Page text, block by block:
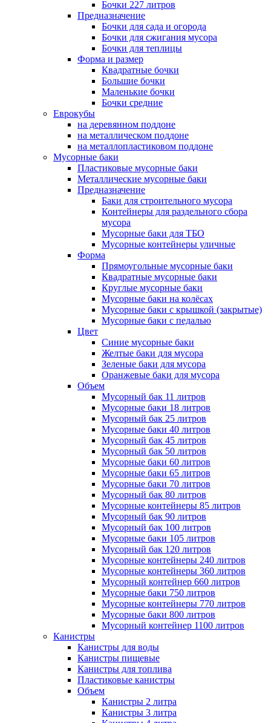
Бочки 227 литров
Предназначение
Бочки для сада и огорода
Бочки для сжигания мусора
Бочки для теплицы
Форма и размер
Квадратные бочки
Большие бочки
Маленькие бочки
Бочки средние
Еврокубы
на деревянном поддоне
на металлическом поддоне
на металлопластиковом поддоне
Мусорные баки
Пластиковые мусорные баки
Металлические мусорные баки
Предназначение
Баки для строительного мусора
Контейнеры для раздельного сбора
мусора
Мусорные баки для ТБО
Мусорные контейнеры уличные
Форма
Прямоугольные мусорные баки
Квадратные мусорные баки
Круглые мусорные баки
Мусорные баки на колёсах
Мусорные баки с крышкой (закрытые)
Мусорные баки с педалью
Цвет
Синие мусорные баки
Желтые баки для мусора
Зеленые баки для мусора
Оранжевые баки для мусора
Объем
Мусорный бак 11 литров
Мусорные баки 18 литров
Мусорный бак 25 литров
Мусорные баки 40 литров
Мусорный бак 45 литров
Мусорный бак 50 литров
Мусорные баки 60 литров
Мусорные баки 65 литров
Мусорные баки 70 литров
Мусорный бак 80 литров
Мусорные контейнеры 85 литров
Мусорный бак 90 литров
Мусорный бак 100 литров
Мусорные баки 105 литров
Мусорный бак 120 литров
Мусорные контейнеры 240 литров
Мусорные контейнеры 360 литров
Мусорный контейнер 660 литров
Мусорные баки 750 литров
Мусорные контейнеры 770 литров
Мусорные баки 800 литров
Мусорный контейнер 1100 литров
Канистры
Канистры для воды
Канистры пищевые
Канистры для топлива
Пластиковые канистры
Объем
Канистры 2 литра
Канистры 3 литра